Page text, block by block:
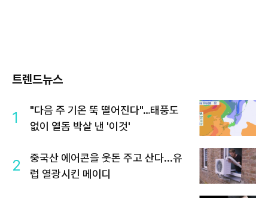
트렌드뉴스
1
"다음 주 기온 뚝 떨어진다"…태풍도
없이 열돔 박살 낸 '이것'
2
중국산 에어콘을 웃돈 주고 산다...유
럽 열광시킨 메이디